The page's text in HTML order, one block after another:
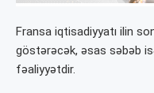
Fransa iqtisadiyyatı ilin
göstərəcək, əsas səbəb
fəaliyyətdir.